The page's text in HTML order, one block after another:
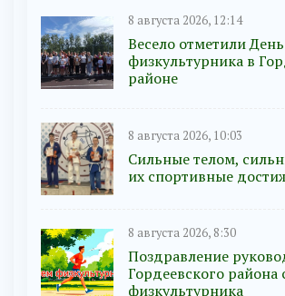
8 августа 2026, 12:14
Весело отметили День
физкультурника в
районе
8 августа 2026, 10:03
Сильные телом,
их спортивные
8 августа 2026, 8:30
Поздравление
Гордеевского района
физкультурника